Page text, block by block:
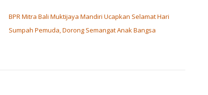
BPR Mitra Bali Muktijaya Mandiri Ucapkan Selamat Hari
Sumpah Pemuda, Dorong Semangat Anak Bangsa